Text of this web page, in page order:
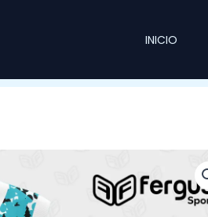
INICIO